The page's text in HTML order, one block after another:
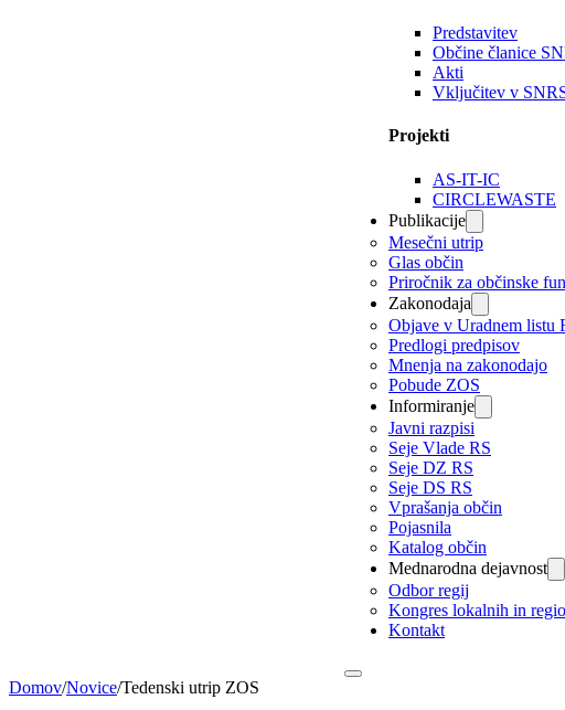
Predstavitev
Občine članice
Akti
Vključitev v
Projekti
AS-IT-IC
CIRCLEWASTE
Publikacije
Mesečni utrip
Glas občin
Priročnik za občinske
Zakonodaja
Objave v Uradnem listu
Predlogi predpisov
Mnenja na zakonodajo
Pobude ZOS
Informiranje
Javni razpisi
Seje Vlade RS
Seje DZ RS
Seje DS RS
Vprašanja občin
Pojasnila
Katalog občin
Mednarodna dejavnost
Odbor regij
Kongres lokalnih in
Kontakt
Domov/Novice/Tedenski utrip ZOS